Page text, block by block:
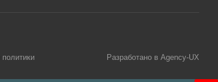
политики
Разработано в Agency-UX